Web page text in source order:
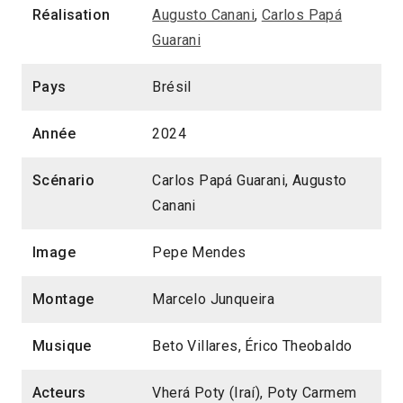
Réalisation Augusto Canani, Carlos Papá
Guarani
Pays Brésil
Année 2024
Scénario
Carlos Papá Guarani, Augusto
Canani
Image Pepe Mendes
Montage Marcelo Junqueira
Musique Beto Villares, Érico Theobaldo
Acteurs
Vherá Poty (Iraí), Poty Carmem